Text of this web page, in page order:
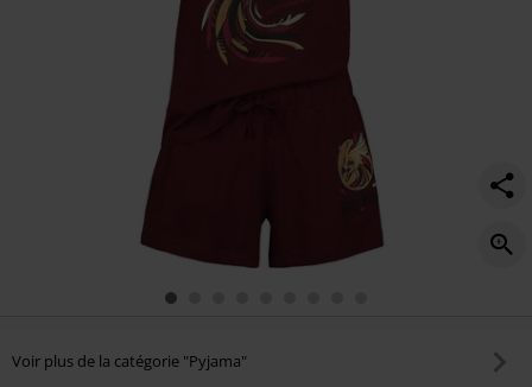
Voir plus de la catégorie "Pyjama"